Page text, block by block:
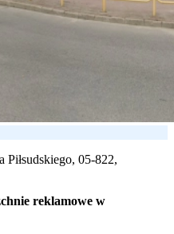
Piłsudskiego, 05-822,
reklamowe w